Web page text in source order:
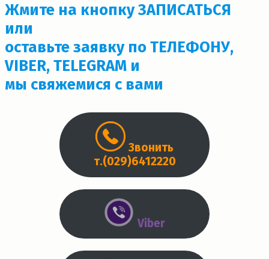
Жмите на кнопку ЗАПИСАТЬСЯ
или
оставьте заявку по ТЕЛЕФОНУ,
VIBER, TELEGRAM и
мы свяжемися с вами
Звонить
т.(029)6412220
Viber